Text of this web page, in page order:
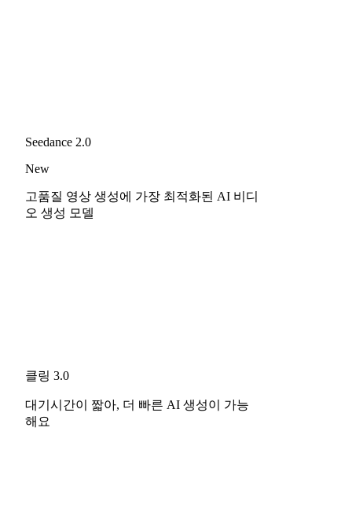
Seedance 2.0
New
고품질 영상 생성에 가장 최적화된 AI 비디
오 생성 모델
클링 3.0
대기시간이 짧아, 더 빠른 AI 생성이 가능
해요